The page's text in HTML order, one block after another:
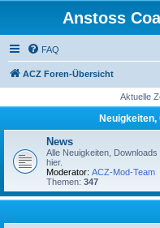
Anstoss
FAQ
ACZ Foren-Übersicht
Aktuelle
News
Alle Neuigkeiten,
hier.
Moderator: ACZ-Mod-Team
Themen: 347